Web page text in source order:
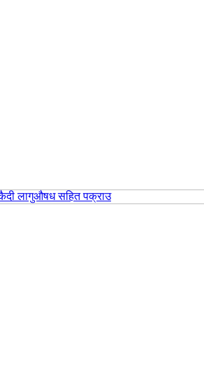
लागुऔषध सहित पक्राउ